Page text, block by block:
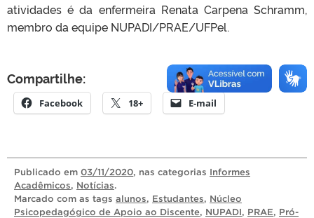
atividades é da enfermeira Renata Carpena Schramm,
membro da equipe NUPADI/PRAE/UFPel.
Compartilhe:
Facebook 18+ E-mail
Publicado em 03/11/2020, nas categorias Informes
Acadêmicos, Notícias.
Marcado com as tags alunos, Estudantes, Núcleo
Psicopedagógico de Apoio ao Discente, NUPADI, PRAE, Pró-